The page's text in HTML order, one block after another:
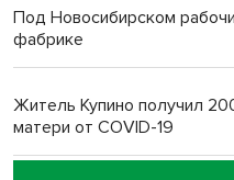
Под Новосибирском
фабрике
Житель Купино получил
матери от COVID-19